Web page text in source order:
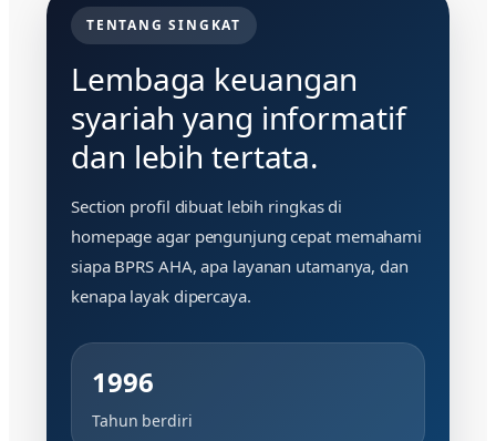
TENTANG SINGKAT
Lembaga keuangan
syariah yang informatif
dan lebih tertata.
Section profil dibuat lebih ringkas di
homepage agar pengunjung cepat memahami
siapa BPRS AHA, apa layanan utamanya, dan
kenapa layak dipercaya.
1996
Tahun berdiri